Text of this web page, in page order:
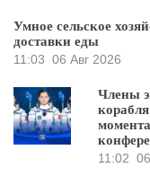
Умное сельское
доставки еды
11:03 06 Авг 2026
Члены
11:02